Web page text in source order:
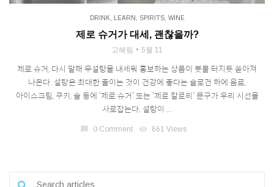
DRINK LEARN SPIRITS, WINE
제로 슈거가 대세, 괜찮을까?
고혜림 5월 11
제로 슈거, 다시 말해 무설탕을 내세워 홍보하는 상품이 봇물 터지듯 쏟아져
나온다. 설탕은 최대한 줄이는 것이 건강에 좋다는 슬로건 하에 음료,
아이스크림, 쿠키, 술 등에 ‘제로 슈거’ 또는 ‘제로 칼로리’ 문구가 우리 시선을
사로잡는다. 설탕이 ...
0 Comment visibility 661 Views